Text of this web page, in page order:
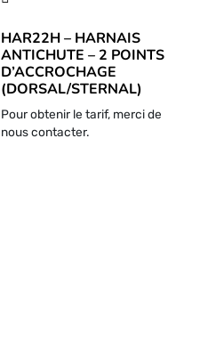
HAR22H – HARNAIS
ANTICHUTE – 2 POINTS
D’ACCROCHAGE
(DORSAL/STERNAL)
Pour obtenir le tarif, merci de
nous contacter.